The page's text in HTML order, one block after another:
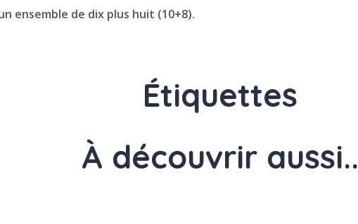
ensemble de dix plus huit (10+8).
Étiquettes
À découvrir aussi..